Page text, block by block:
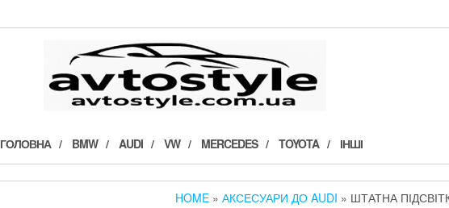
ГОЛОВНА BMW AUDI VW MERCEDES TOYOTA ІНШІ
HOME » АКСЕСУАРИ ДО AUDI » ШТАТНА